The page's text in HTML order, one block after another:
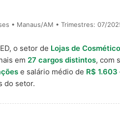
• Manaus/AM • Trimestres: 07/
o setor de Lojas de
em 27 cargos distintos, com
e salário médio de R$ 1.603
do setor.